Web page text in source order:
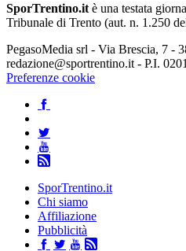
SporTrentino.it è una testata
Tribunale di Trento (aut. n. 1.250
PegasoMedia srl - Via Brescia, 7 -
redazione@sportrentino.it - P.I.
Preferenze cookie
SporTrentino.it
Chi siamo
Affiliazione
Pubblicità